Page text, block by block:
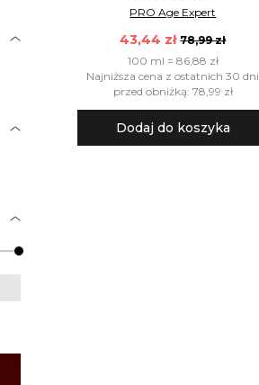
PRO Age Expert
43,44 zł 78,99 zł
100 ml = 86,88 zł
Najniższa cena z ostatnich 30 dni
przed obniżką: 78,99 zł
Dodaj do koszyka